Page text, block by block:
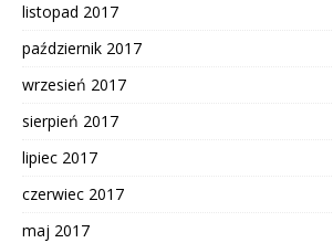
listopad 2017
październik 2017
wrzesień 2017
sierpień 2017
lipiec 2017
czerwiec 2017
maj 2017